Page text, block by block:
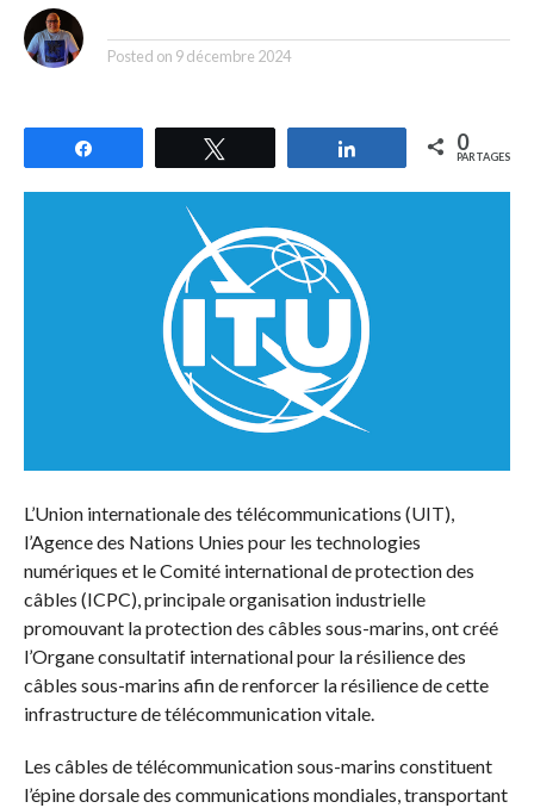
Posted on 9 décembre 2024
Partagez 0
PARTAGES
​​​​L’Union internationale des télécommunications (UIT),
l’Agence des Nations Unies pour les technologies
numériques et le Comité international de protection des
câbles (ICPC), principale organisation industrielle
promouvant la protection des câbles sous-marins, ont créé
l’Organe consultatif international pour la résilience des
câbles sous-marins afin de renforcer la résilience de cette
infrastructure de télécommunication vitale.
Les câbles de télécommunication sous-marins constituent
l’épine dorsale des communications mondiales, transportant